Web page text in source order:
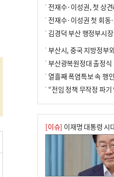
부산시, 중국 지방정부
부산광복원정대 출정식
[이슈] 이재명 대통령 시